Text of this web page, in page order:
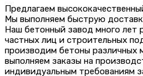
Предлагаем
Мы выполняем быструю
Наш бетонный завод много лет
частных лиц и строительных
производим бетоны различных
выполняем заказы на
индивидуальным требованиям